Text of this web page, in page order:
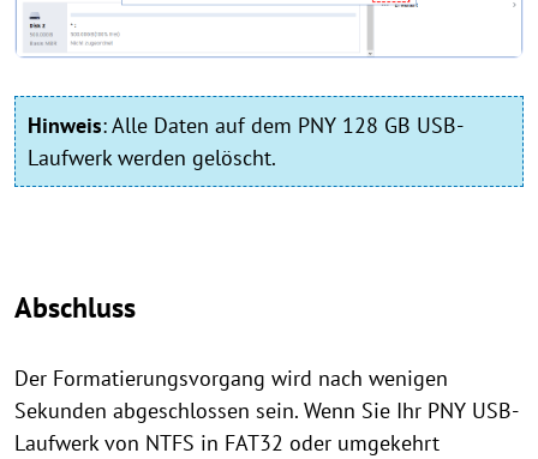
Hinweis:Alle Daten auf dem PNY 128 GB USB-
Laufwerk werden gelöscht.
Abschluss
Der Formatierungsvorgang wird nach wenigen
Sekunden abgeschlossen sein. Wenn Sie Ihr PNY USB-
Laufwerk von NTFS in FAT32 oder umgekehrt